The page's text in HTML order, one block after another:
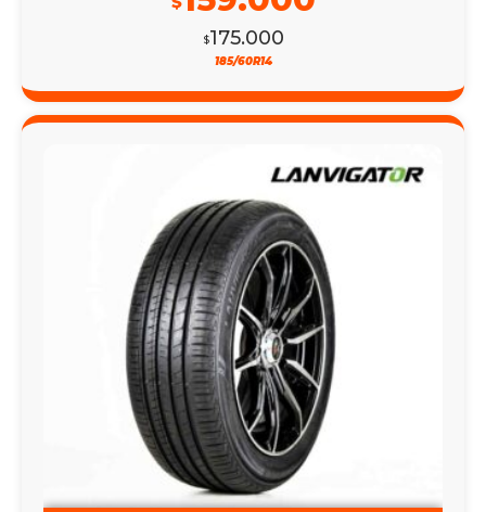
$175.000
185/60R14